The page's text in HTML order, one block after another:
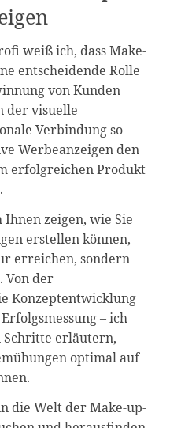
weiß ich, dass Make-
entscheidende Rolle
von Kunden
der visuelle
Verbindung so
Werbeanzeigen den
erfolgreichen Produkt
zeigen, wie Sie
erstellen können,
erreichen, sondern
Von der
Konzeptentwicklung
– ich
erläutern,
optimal auf
die Welt der Make-up-